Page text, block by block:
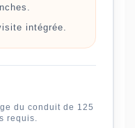
intégrée.
du conduit de 125
requis.